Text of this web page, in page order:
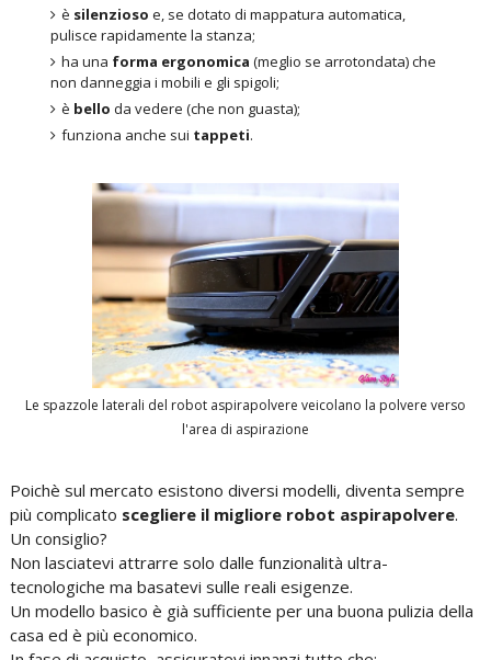
è silenziosoe, se dotato di mappatura automatica,
pulisce rapidamente la stanza;
ha una forma ergonomica (meglio se arrotondata) che
non danneggia i mobili e gli spigoli;
è belloda vedere (che non guasta);
funziona anche sui tappeti.
Le spazzole laterali del robot aspirapolvere veicolano la polvere verso
l'area di aspirazione
Poichè sul mercato esistono diversi modelli, diventa sempre
più complicato scegliere il migliore robot aspirapolvere.
Un consiglio?
Non lasciatevi attrarre solo dalle funzionalità ultra-
tecnologiche ma basatevi sulle reali esigenze.
Un modello basico è già sufficiente per una buona pulizia della
casa ed è più economico.